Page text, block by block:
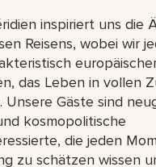
inspiriert uns die
Reisens, wobei wir
das Leben in vollen
Unsere Gäste sind
kosmopolitische
die jeden
zu schätzen wissen